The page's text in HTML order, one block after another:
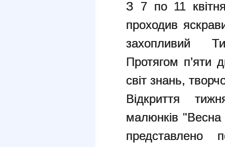
З 7 по 11 квітня
проходив
захопливий
Протягом п’яти
світ знань,
Відкриття
малюнків "Весна
представлено